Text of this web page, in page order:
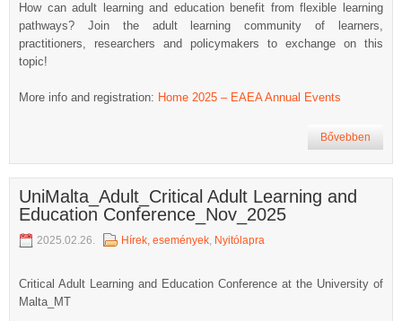
How can adult learning and education benefit from flexible learning
pathways? Join the adult learning community of learners,
practitioners, researchers and policymakers to exchange on this
topic!
More info and registration: Home 2025 – EAEA Annual Events
Bővebben
UniMalta_Adult_Critical Adult Learning and
Education Conference_Nov_2025
2025.02.26. Hírek, események, Nyitólapra
Critical Adult Learning and Education Conference at the University of
Malta_MT